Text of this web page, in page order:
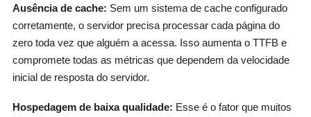
Ausência de cache: Sem um sistema de cache configurado
corretamente, o servidor precisa processar cada página do
zero toda vez que alguém a acessa. Isso aumenta o TTFB e
compromete todas as métricas que dependem da velocidade
inicial de resposta do servidor.
Hospedagem de baixa qualidade: Esse é o fator que muitos